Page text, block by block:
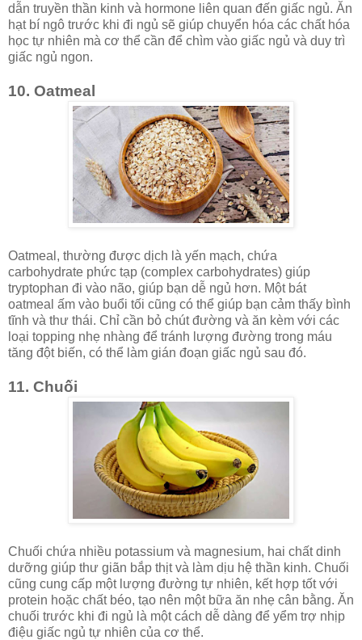
dẫn truyền thần kinh và hormone liên quan đến giấc ngủ. Ăn
hạt bí ngô trước khi đi ngủ sẽ giúp chuyển hóa các chất hóa
học tự nhiên mà cơ thể cần để chìm vào giấc ngủ và duy trì
giấc ngủ ngon.
10. Oatmeal
Oatmeal, thường được dịch là yến mạch, chứa
carbohydrate phức tạp (complex carbohydrates) giúp
tryptophan đi vào não, giúp bạn dễ ngủ hơn. Một bát
oatmeal ấm vào buổi tối cũng có thể giúp bạn cảm thấy bình
tĩnh và thư thái. Chỉ cần bỏ chút đường và ăn kèm với các
loại topping nhẹ nhàng để tránh lượng đường trong máu
tăng đột biến, có thể làm gián đoạn giấc ngủ sau đó.
11. Chuối
Chuối chứa nhiều potassium và magnesium, hai chất dinh
dưỡng giúp thư giãn bắp thịt và làm dịu hệ thần kinh. Chuối
cũng cung cấp một lượng đường tự nhiên, kết hợp tốt với
protein hoặc chất béo, tạo nên một bữa ăn nhẹ cân bằng. Ăn
chuối trước khi đi ngủ là một cách dễ dàng để yểm trợ nhịp
điệu giấc ngủ tự nhiên của cơ thể.